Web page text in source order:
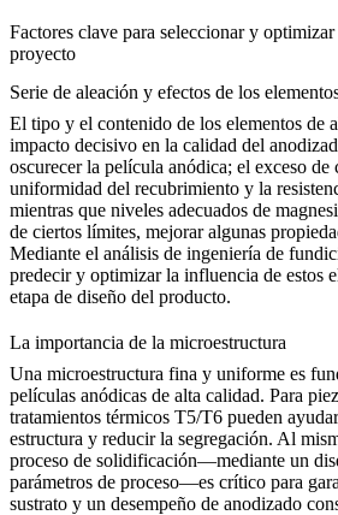
Factores clave para seleccionar y optimizar
proyecto
Serie de aleación y efectos de los
El tipo y el contenido de los elementos de
impacto decisivo en la calidad del
oscurecer la película anódica; el exceso de
uniformidad del recubrimiento y la
mientras que niveles adecuados de
de ciertos límites, mejorar algunas
Mediante el análisis de ingeniería de
predecir y optimizar la influencia de estos
etapa de diseño del producto.
La importancia de la microestructura
Una microestructura fina y uniforme es
películas anódicas de alta calidad. Para
tratamientos térmicos T5/T6 pueden
estructura y reducir la segregación. Al
proceso de solidificación—mediante un
parámetros de proceso—es crítico para
sustrato y un desempeño de anodizado